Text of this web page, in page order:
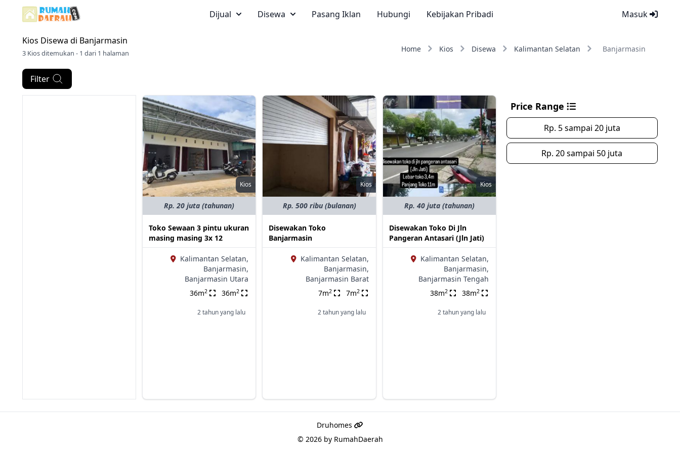
Masuk
Dijual Disewa Pasang Iklan Hubungi Kebijakan Pribadi
Kios Disewa di Banjarmasin
3 Kios ditemukan - 1 dari 1 halaman Home Kios Disewa Kalimantan Selatan Banjarmasin
Filter
Kios
Rp. 20 juta (tahunan)
Toko Sewaan 3 pintu ukuran
masing masing 3x 12
Kalimantan Selatan,
Banjarmasin,
Banjarmasin Utara
36m2 36m2
2 tahun yang lalu
Kios
Rp. 500 ribu (bulanan)
Disewakan Toko
Banjarmasin
Kalimantan Selatan,
Banjarmasin,
Banjarmasin Barat
7m2 7m2
2 tahun yang lalu
Kios
Rp. 40 juta (tahunan)
Disewakan Toko Di Jln
Pangeran Antasari (Jln Jati)
Kalimantan Selatan,
Banjarmasin,
Banjarmasin Tengah
38m2 38m2
2 tahun yang lalu
Price Range
Rp. 5 sampai 20 juta
Rp. 20 sampai 50 juta
Druhomes
© 2026 by RumahDaerah